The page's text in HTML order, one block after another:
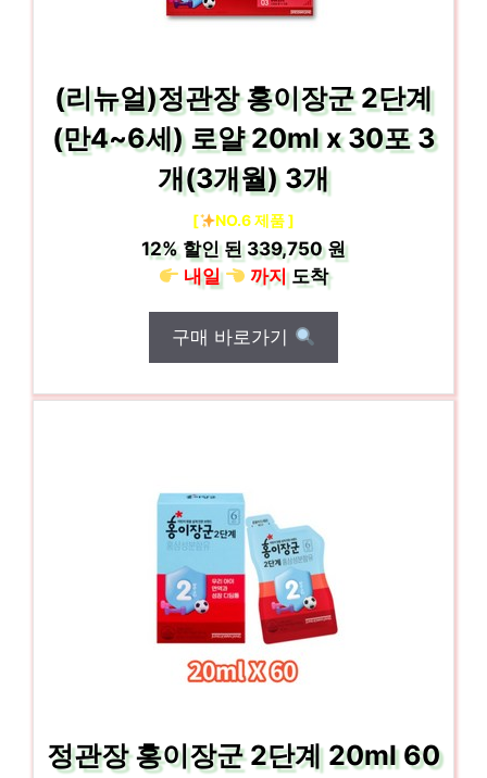
(리뉴얼)정관장 홍이장군 2단계
(만4~6세) 로얄 20ml x 30포 3
개(3개월) 3개
[ NO.6 제품 ]
12%할인 된339,750 원
내일
까지도착
구매 바로가기
정관장 홍이장군 2단계 20ml 60